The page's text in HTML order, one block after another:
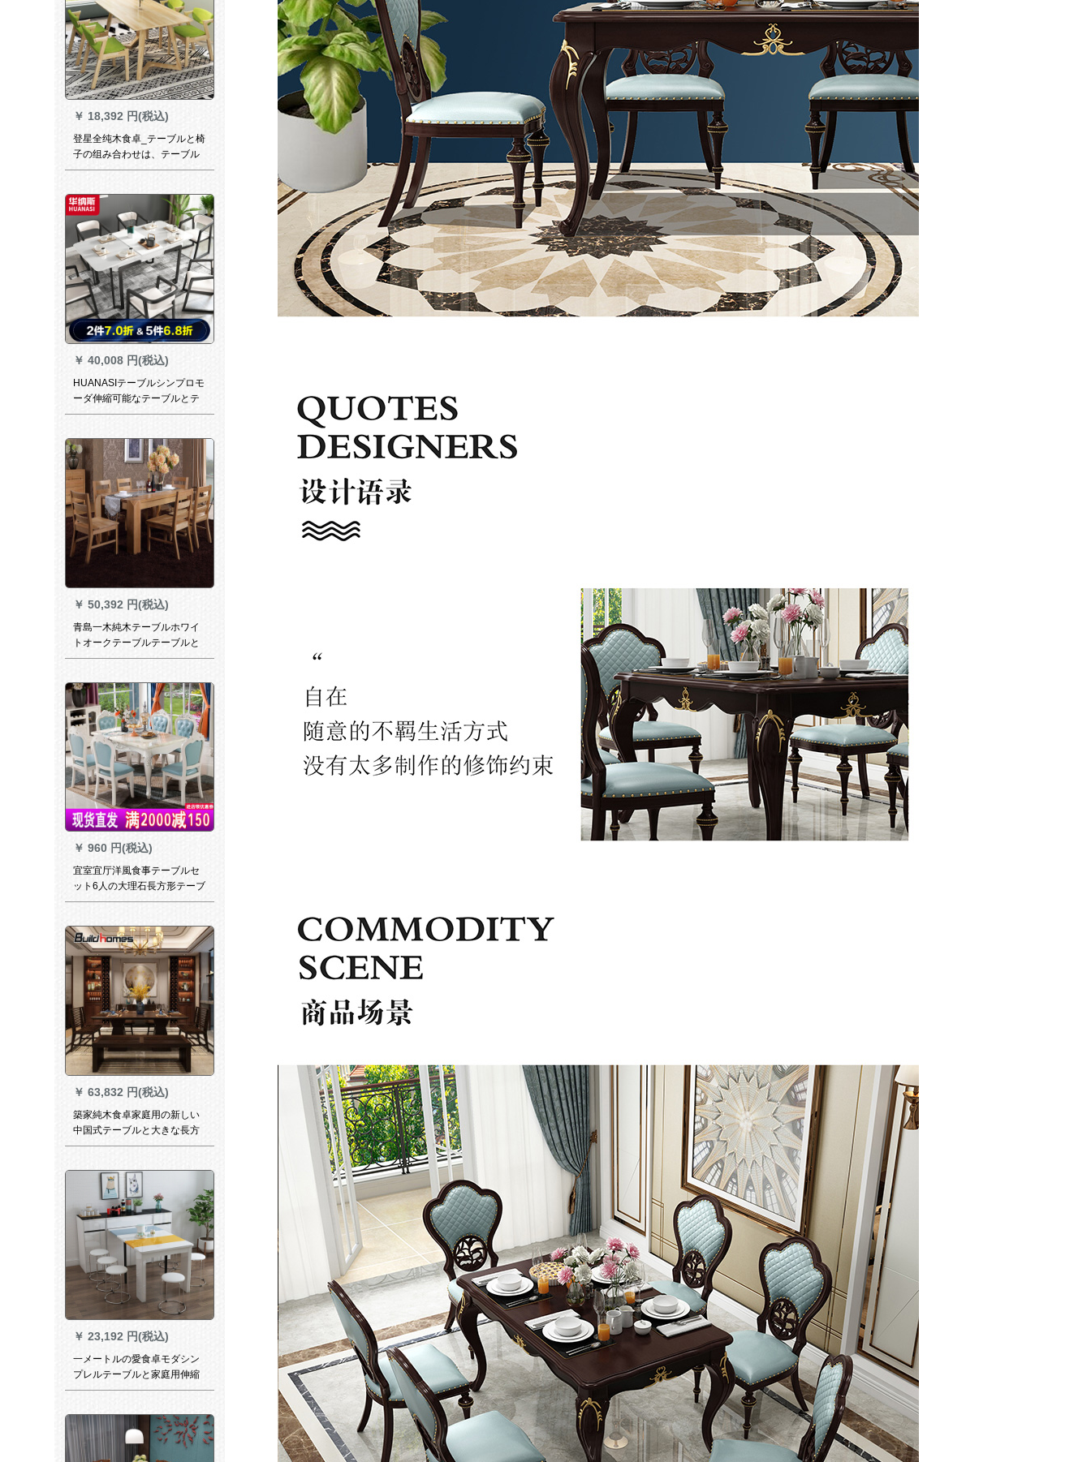
￥ 18,392 円(税込)
登星全纯木食卓_テーブルと椅
子の组み合わせは、テーブル
とテーブルの组み合わせは、
ブル原木色（Z字椅子に似合
う）テーブルの四つの椅子で
す。
￥ 40,008 円(税込)
HUANASIテーブルシンプロモ
ーダ伸縮可能なテーブルとテ
ーブルと椅子の組み合わせは
ーブル（T 409）です。
￥ 50,392 円(税込)
青島一木純木テーブルホワイ
トオークテーブルテーブルと
テーブル北欧モダンテーブル
ブル巨脚テーブルシリプロ洋
食テーブル家具BX 01テーブ
ル1260テーブル四つの椅子
￥ 960 円(税込)
宜室宜厅洋風食事テーブルセ
ット6人の大理石長方形テーブ
ル田園小タステーブル予約金-
さい。補助金1500 mm*900
mmを出荷します。
￥ 63,832 円(税込)
築家純木食卓家庭用の新しい
中国式テーブルと大きな長方
形テーブルを組み合わせる
木テーブルと四つのテーブル
と一つの四つの椅子と1.8メー
トルのテーブルがあります。
￥ 23,192 円(税込)
一メートルの愛食卓モダシン
プレルテーブルと家庭用伸縮
できるテーブル多機能テーブ
白】テーブル単体テーブル+1
つのサイドキャビネット（黒
を4つの畳み込みにしてベンチ